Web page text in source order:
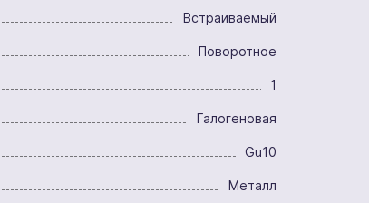
Встраиваемый
Поворотное
1
Галогеновая
Gu10
Металл